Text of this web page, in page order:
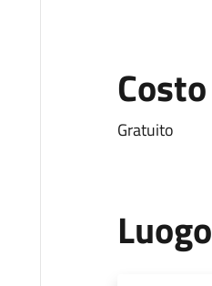
Costo
Gratuito
Luogo